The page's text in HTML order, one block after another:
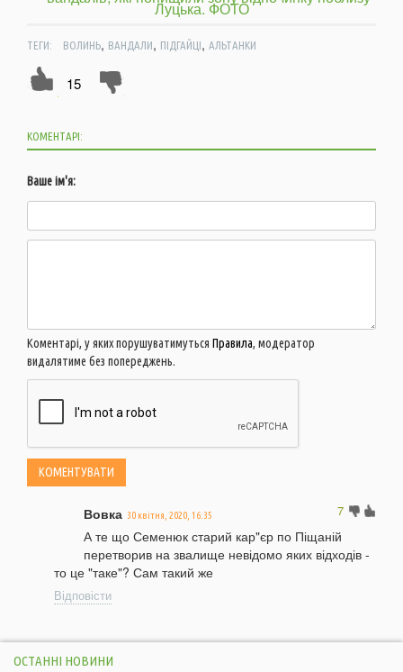
ТЕГИ: ВОЛИНЬ, ВАНДАЛИ, ПІДГАЙЦІ, АЛЬТАНКИ
15
КОМЕНТАРІ:
Ваше ім'я:
Коментарі, у яких порушуватимуться Правила, модератор
видалятиме без попереджень.
7
Вовка 30 квітня, 2020, 16:35
А те що Семенюк старий кар"єр по Піщаній
перетворив на звалище невідомо яких відходів -
то це "таке"? Сам такий же
Відповісти
ОСТАННІ НОВИНИ